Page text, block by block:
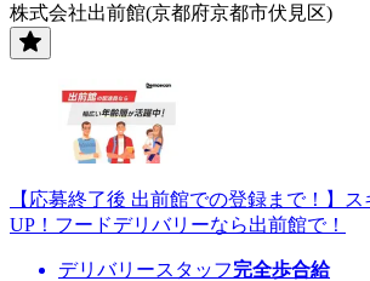
株式会社出前館(京都府京都市伏見区)
【応募終了後 出前館での登録まで！】
UP！フードデリバリーなら出前館で！
デリバリースタッフ完全歩合給